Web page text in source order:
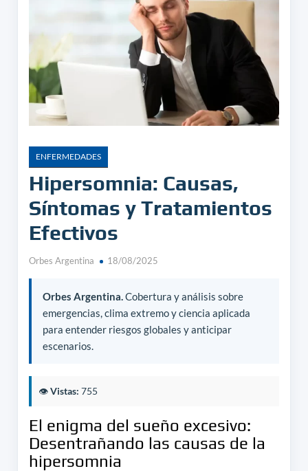
ENFERMEDADES
Hipersomnia: Causas,
Síntomas y Tratamientos
Efectivos
Orbes Argentina 18/08/2025
Orbes Argentina.Cobertura y análisis sobre
emergencias, clima extremo y ciencia aplicada
para entender riesgos globales y anticipar
escenarios.
👁️Vistas: 755
El enigma del sueño excesivo:
Desentrañando las causas de la
hipersomnia